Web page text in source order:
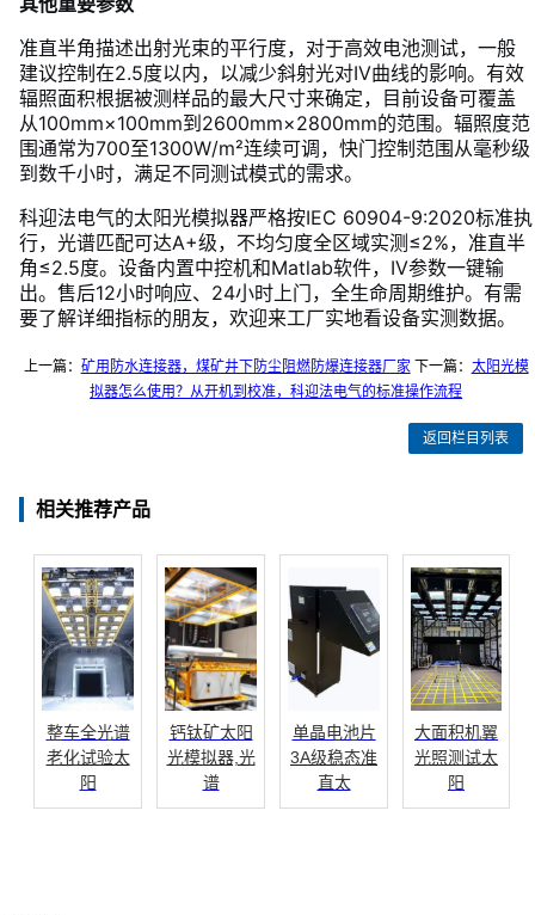
准直半角描述出射光束的平行度，对于高效电池测试，一般
建议控制在2.5度以内，以减少斜射光对IV曲线的影响。有效
辐照面积根据被测样品的最大尺寸来确定，目前设备可覆盖
从100mm×100mm到2600mm×2800mm的范围。辐照度范
围通常为700至1300W/m²连续可调，快门控制范围从毫秒级
到数千小时，满足不同测试模式的需求。
科迎法电气的太阳光模拟器严格按IEC 60904-9:2020标准执
行，光谱匹配可达A+级，不均匀度全区域实测≤2%，准直半
角≤2.5度。设备内置中控机和Matlab软件，IV参数一键输
出。售后12小时响应、24小时上门，全生命周期维护。有需
要了解详细指标的朋友，欢迎来工厂实地看设备实测数据。
上一篇： 矿用防水连接器，煤矿井下防尘阻燃防爆连接器厂家下一篇： 太阳光模
拟器怎么使用？从开机到校准，科迎法电气的标准操作流程
返回栏目列表
相关推荐产品
整车全光谱
老化试验太
阳
钙钛矿太阳
光模拟器,光
谱
单晶电池片
3A级稳态准
直太
大面积机翼
光照测试太
阳